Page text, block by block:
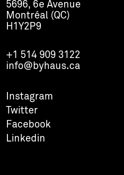
5696, 6e Avenue
Montréal (QC)
H1Y2P9
+1 514 909 3122
info@byhaus.ca
Instagram
Twitter
Facebook
Linkedin